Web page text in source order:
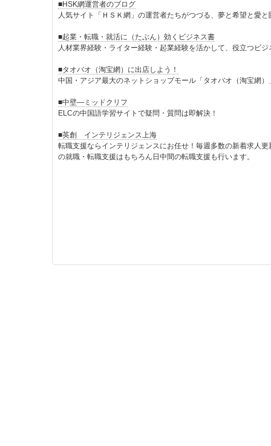
■HSK網運営者のブログ
人気サイト「ＨＳＫ網」の運営者たちがつづる、夢と希望と愛
■起業・転職・就活に（たぶん）効くビジネス書
人材業界経験・ライター経験・起業経験を活かして、役立つビ
■タオバオ（淘宝網）に出店しよう！
中国・アジア最大のネットショップモール「タオバオ（淘宝網
■中壁―ミッドクリフ
ELCの中国語学習サイトで疑問・質問は即解決！
■英創 インテリジェンス上海
転職支援ならインテリジェンスにお任せ！毎週多数の新着求人
の就職・転職支援はもちろん日中間の転職支援も行います。